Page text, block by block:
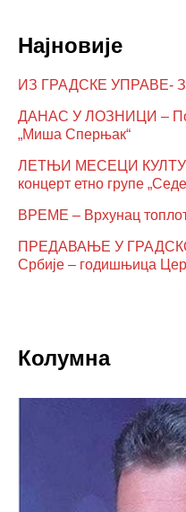
Најновије
ИЗ ГРАДСКЕ УПРАВЕ-
ДАНАС У ЛОЗНИЦИ –
„Миша Сперњак“
ЛЕТЊИ МЕСЕЦИ
концерт етно групе
ВРЕМЕ – Врхунац
ПРЕДАВАЊЕ У
Србије – годишњица
Колумна